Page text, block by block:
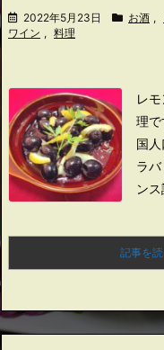
2022年5月23日 お酒 ,
ワイン , 料理
レ
理で
国
ラバ
ン
記事を